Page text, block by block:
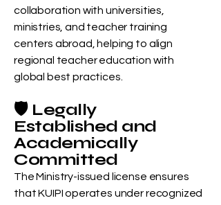
collaboration with universities,
ministries, and teacher training
centers abroad, helping to align
regional teacher education with
global best practices.
🛡️ Legally
Established and
Academically
Committed
The Ministry-issued license ensures
that KUIPI operates under recognized